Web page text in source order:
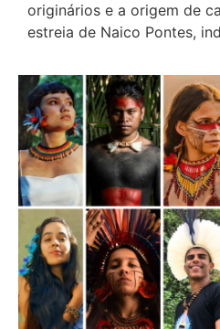
originários e a origem de
estreia de Naico Pontes,